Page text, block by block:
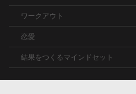
ワークアウト
恋愛
結果をつくるマインドセット